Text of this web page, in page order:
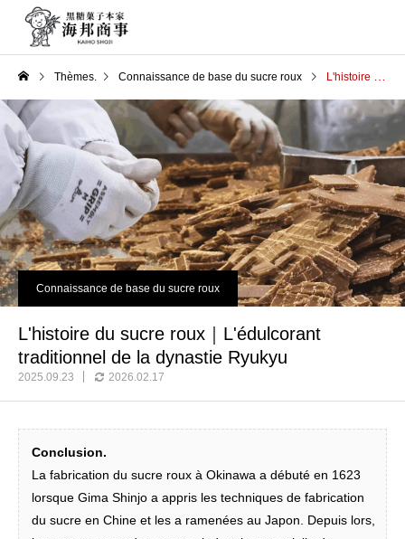
Thèmes. Connaissance de base du sucre roux L'histoire du sucre roux｜L'édulcorant traditionnel de la dynastie Ryukyu
Connaissance de base du sucre roux
L'histoire du sucre roux｜L'édulcorant
traditionnel de la dynastie Ryukyu
2025.09.23 2026.02.17
Conclusion.
La fabrication du sucre roux à Okinawa a débuté en 1623
lorsque Gima Shinjo a appris les techniques de fabrication
du sucre en Chine et les a ramenées au Japon. Depuis lors,